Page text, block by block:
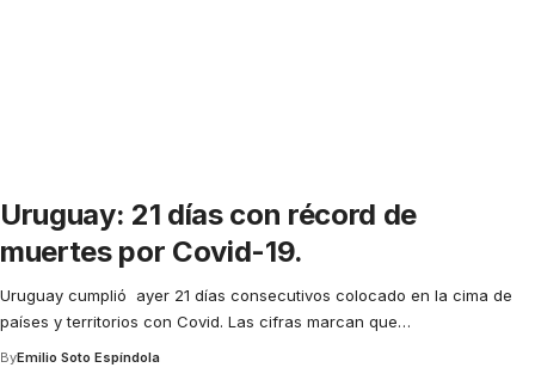
Uruguay: 21 días con récord de
muertes por Covid-19.
Uruguay cumplió ayer 21 días consecutivos colocado en la cima de
países y territorios con Covid. Las cifras marcan que…
ByEmilio Soto Espíndola